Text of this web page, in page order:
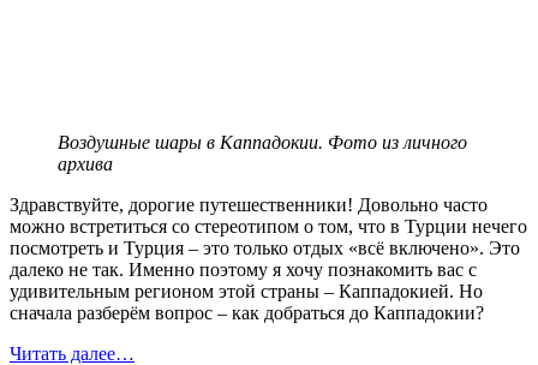
Воздушные шары в Каппадокии. Фото из личного
архива
Здравствуйте, дорогие путешественники! Довольно часто
можно встретиться со стереотипом о том, что в Турции нечего
посмотреть и Турция – это только отдых «всё включено». Это
далеко не так. Именно поэтому я хочу познакомить вас с
удивительным регионом этой страны – Каппадокией. Но
сначала разберём вопрос – как добраться до Каппадокии?
Читать далее…